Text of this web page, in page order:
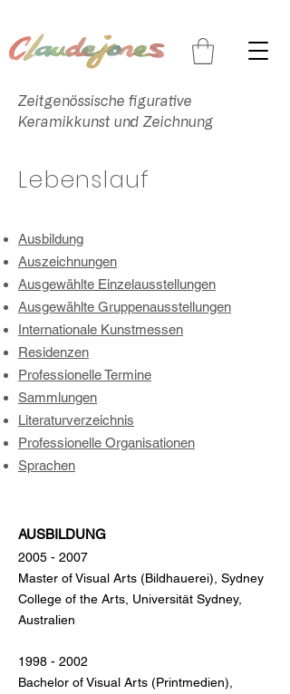
Zeitgenössische figurative
Keramikkunst und Zeichnung
Lebenslauf
Ausbildung
Auszeichnungen
Ausgewählte Einzelausstellungen
Ausgewählte Gruppenausstellungen
Internationale Kunstmessen
Residenzen
Professionelle Termine
Sammlungen
Literaturverzeichnis
Professionelle Organisationen
Sprachen
AUSBILDUNG
2005 - 2007
Master of Visual Arts (Bildhauerei), Sydney
College of the Arts, Universität Sydney,
Australien
1998 - 2002
Bachelor of Visual Arts (Printmedien),